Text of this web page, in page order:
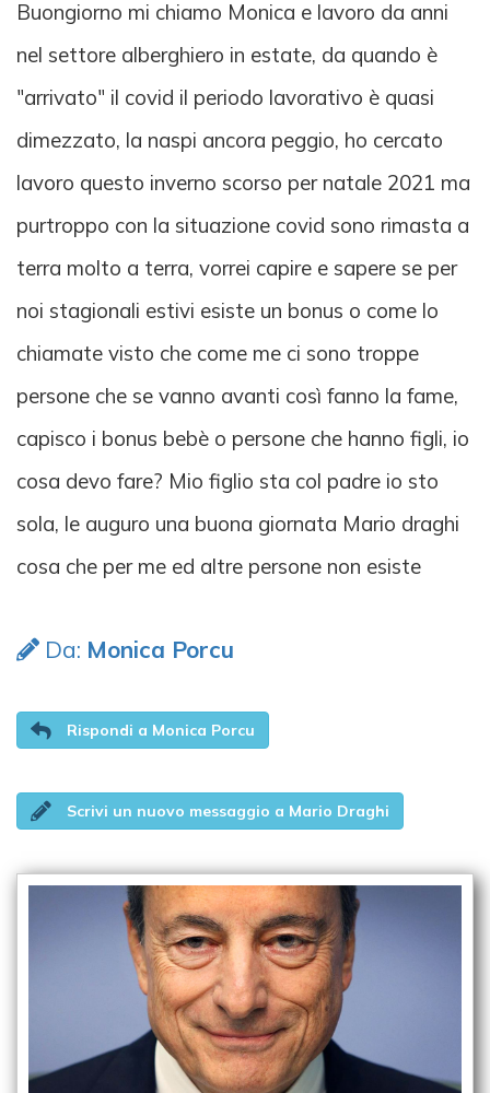
Buongiorno mi chiamo Monica e lavoro da anni
nel settore alberghiero in estate, da quando è
"arrivato" il covid il periodo lavorativo è quasi
dimezzato, la naspi ancora peggio, ho cercato
lavoro questo inverno scorso per natale 2021 ma
purtroppo con la situazione covid sono rimasta a
terra molto a terra, vorrei capire e sapere se per
noi stagionali estivi esiste un bonus o come lo
chiamate visto che come me ci sono troppe
persone che se vanno avanti così fanno la fame,
capisco i bonus bebè o persone che hanno figli, io
cosa devo fare? Mio figlio sta col padre io sto
sola, le auguro una buona giornata Mario draghi
cosa che per me ed altre persone non esiste
Da: Monica Porcu
Rispondi a Monica Porcu
Scrivi un nuovo messaggio a Mario Draghi